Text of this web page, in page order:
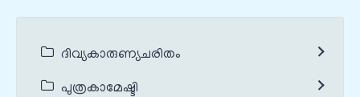
ദിവ്യകാരുണ്യചരിതം
പുത്രകാമേഷ്ടി